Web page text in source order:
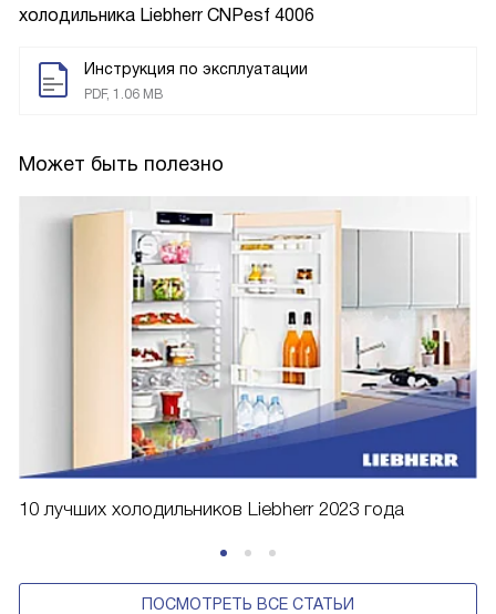
холодильника Liebherr CNPesf 4006
Инструкция по эксплуатации
PDF, 1.06 MB
Может быть полезно
10 лучших холодильников Liebherr 2023 года
ПОСМОТРЕТЬ ВСЕ СТАТЬИ